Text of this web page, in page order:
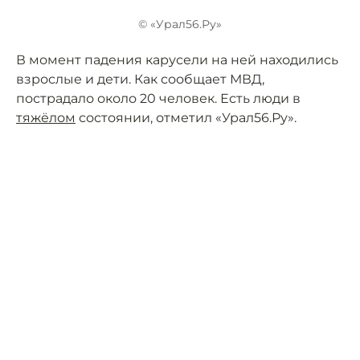
© «Урал56.Ру»
В момент падения карусели на ней находились
взрослые и дети. Как сообщает МВД,
пострадало около 20 человек. Есть люди в
тяжёлом состоянии, отметил «Урал56.Ру».